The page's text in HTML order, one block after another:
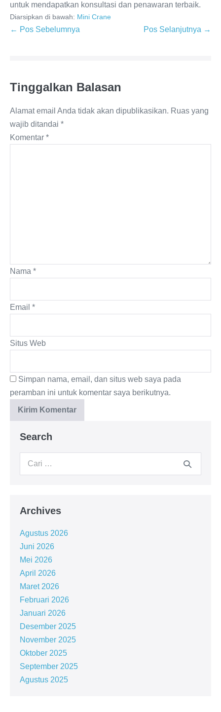
untuk mendapatkan konsultasi dan penawaran terbaik.
Diarsipkan di bawah: Mini Crane
← Pos Sebelumnya Pos Selanjutnya →
Tinggalkan Balasan
Alamat email Anda tidak akan dipublikasikan. Ruas yang
wajib ditandai *
Komentar *
Nama *
Email *
Situs Web
Simpan nama, email, dan situs web saya pada
peramban ini untuk komentar saya berikutnya.
Search
Archives
Agustus 2026
Juni 2026
Mei 2026
April 2026
Maret 2026
Februari 2026
Januari 2026
Desember 2025
November 2025
Oktober 2025
September 2025
Agustus 2025